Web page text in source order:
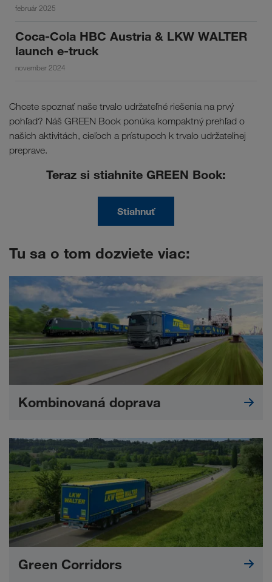
február 2025
Coca-Cola HBC Austria & LKW WALTER
launch e-truck
november 2024
Chcete spoznať naše trvalo udržateľné riešenia na prvý
pohľad? Náš GREEN Book ponúka kompaktný prehľad o
našich aktivitách, cieľoch a prístupoch k trvalo udržateľnej
preprave.
Teraz si stiahnite GREEN Book:
Stiahnuť
Tu sa o tom dozviete viac:
Kombinovaná doprava
Green Corridors